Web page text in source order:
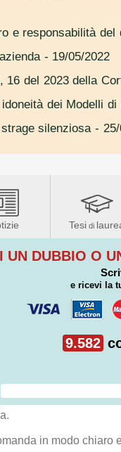
e responsabilità del
- 19/05/2022
16 del 2023 della
dei Modelli
silenziosa- 25/
Tesi di
UN DUBBIO O
e ricevi la
9.582